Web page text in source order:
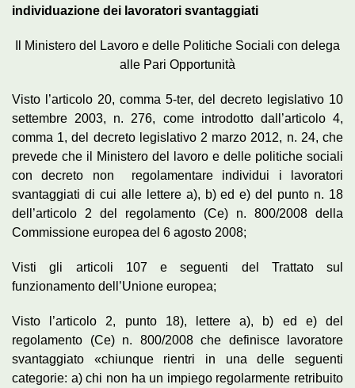
individuazione dei lavoratori svantaggiati
Il Ministero del Lavoro e delle Politiche Sociali con delega
alle Pari Opportunità
Visto l’articolo 20, comma 5-ter, del decreto legislativo 10
settembre 2003, n. 276, come introdotto dall’articolo 4,
comma 1, del decreto legislativo 2 marzo 2012, n. 24, che
prevede che il Ministero del lavoro e delle politiche sociali
con decreto non regolamentare individui i lavoratori
svantaggiati di cui alle lettere a), b) ed e) del punto n. 18
dell’articolo 2 del regolamento (Ce) n. 800/2008 della
Commissione europea del 6 agosto 2008;
Visti gli articoli 107 e seguenti del Trattato sul
funzionamento dell’Unione europea;
Visto l’articolo 2, punto 18), lettere a), b) ed e) del
regolamento (Ce) n. 800/2008 che definisce lavoratore
svantaggiato «chiunque rientri in una delle seguenti
categorie: a) chi non ha un impiego regolarmente retribuito